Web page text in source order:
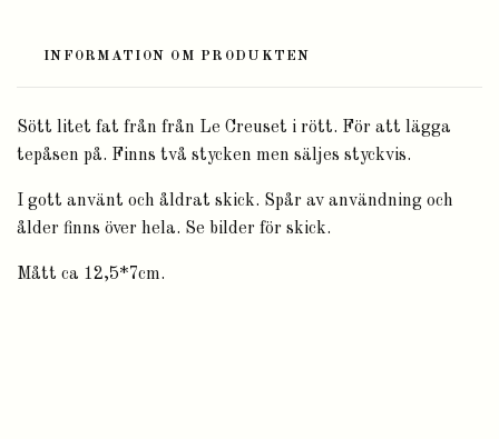
INFORMATION OM PRODUKTEN
Sött litet fat från från Le Creuset i rött. För att lägga
tepåsen på. Finns två stycken men säljes styckvis.
I gott använt och åldrat skick. Spår av användning och
ålder finns över hela. Se bilder för skick.
Mått ca 12,5*7cm.